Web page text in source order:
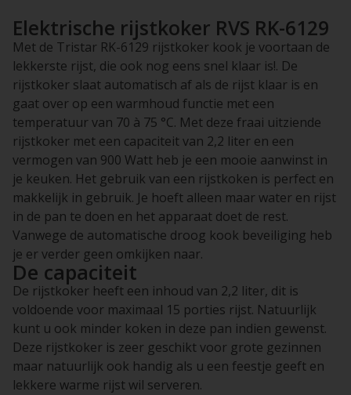
Elektrische rijstkoker RVS RK-6129
Met de Tristar RK-6129 rijstkoker kook je voortaan de
lekkerste rijst, die ook nog eens snel klaar is!. De
rijstkoker slaat automatisch af als de rijst klaar is en
gaat over op een warmhoud functie met een
temperatuur van 70 à 75 °C. Met deze fraai uitziende
rijstkoker met een capaciteit van 2,2 liter en een
vermogen van 900 Watt heb je een mooie aanwinst in
je keuken. Het gebruik van een rijstkoken is perfect en
makkelijk in gebruik. Je hoeft alleen maar water en rijst
in de pan te doen en het apparaat doet de rest.
Vanwege de automatische droog kook beveiliging heb
je er verder geen omkijken naar.
De capaciteit
De rijstkoker heeft een inhoud van 2,2 liter, dit is
voldoende voor maximaal 15 porties rijst. Natuurlijk
kunt u ook minder koken in deze pan indien gewenst.
Deze rijstkoker is zeer geschikt voor grote gezinnen
maar natuurlijk ook handig als u een feestje geeft en
lekkere warme rijst wil serveren.